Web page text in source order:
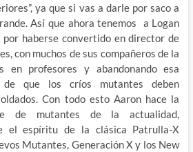
ya que si vas a darle por saco a
Así que ahora tenemos a Logan
por haberse convertido en director de
con muchos de sus compañeros de la
en profesores y abandonando esa
que los críos mutantes deben
Con todo esto Aaron hace la
de mutantes de la actualidad,
el espíritu de la clásica Patrulla-X
Mutantes, Generación X y los New